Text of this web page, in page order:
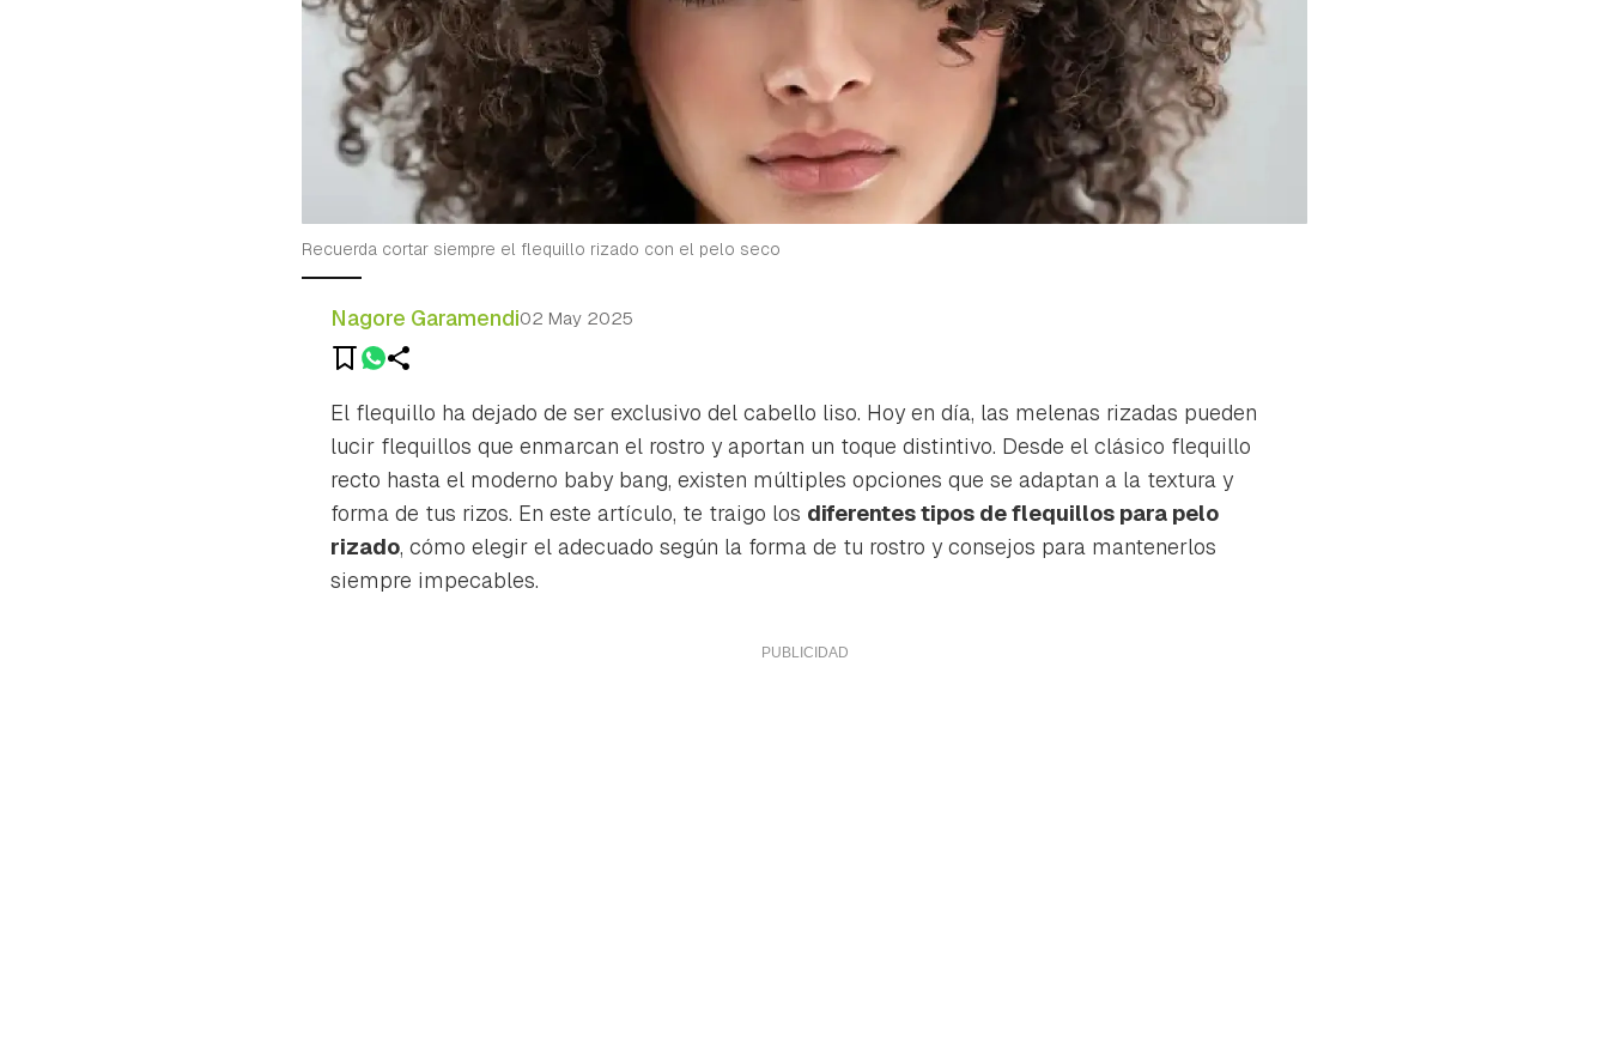
Recuerda cortar siempre el flequillo rizado con el pelo seco
Nagore Garamendi02 May 2025
El flequillo ha dejado de ser exclusivo del cabello liso. Hoy en día, las melenas rizadas pueden
lucir flequillos que enmarcan el rostro y aportan un toque distintivo. Desde el clásico flequillo
recto hasta el moderno baby bang, existen múltiples opciones que se adaptan a la textura y
forma de tus rizos. En este artículo, te traigo los diferentes tipos de flequillos para pelo
rizado, cómo elegir el adecuado según la forma de tu rostro y consejos para mantenerlos
siempre impecables.